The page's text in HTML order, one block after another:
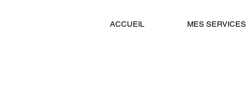
ACCUEIL MES SERVICES